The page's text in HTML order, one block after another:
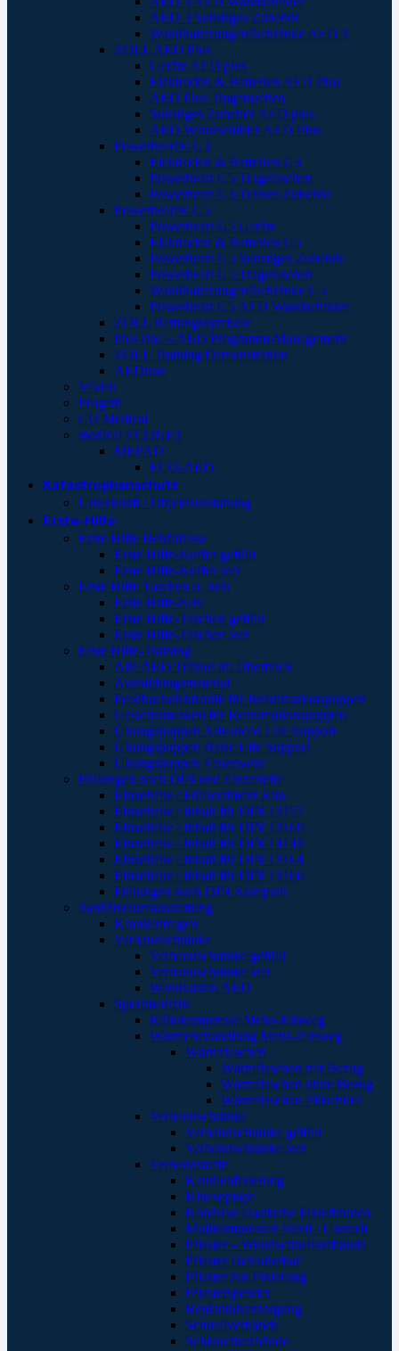
AED 3 Sonstiges Zubehör
Wandhalterungen/Schränke AED 3
ZOLL AED Plus
Geräte AED plus
Elektroden & Batterien AED Plus
AED Plus Tragetaschen
Sonstiges Zubehör AED plus
AED Wandschilder AED Plus
Powerheart® G3
Elektroden & Batterien G3
Powerheart G5 Tragetaschen
Powerheart G3 Trainer Zubehör
Powerheart® G5
Powerheart G5 Geräte
Elektroden & Batterien G5
Powerheart G5 Sonstiges Zubehör
Powerheart G5 Tragetaschen
Wandhalterungen/Schränke G5
Powerheart G5 AED Wandschilder
ZOLL Rettungssymbole
PlusTrac – AED Programm-Management
ZOLL Training/Demonstration
AEDtrax
ViVest
Progetti
CU Medical
medical ECONET
MEPAD
ECO-AED
Katastrophenschutz
Unterkunft / Objektausstattung
Erste-Hilfe
Erste Hilfe Behältnisse
Erste Hilfe-Koffer gefüllt
Erste Hilfe-Koffer leer
Erste Hilfe Taschen u. Sets
Erste Hilfe-Sets
Erste Hilfe-Taschen gefüllt
Erste Hilfe-Taschen leer
Erste Hilfe-Training
Alle AED Trainer im Überblick
Ausbildungsmaterial
Feedbackelektronik für Reanimationspuppen
Gesichtsmasken für Reanimationspuppen
Übungspuppen Advanced Life Support
Übungspuppen Basic Life Support
Übungspuppen Feuerwehr
Füllungen nach DIN und Einzelteile
Einzelteile / Füllsortiment Kita
Einzelteile / Inhalt für DIN 13157
Einzelteile / Inhalt für DIN 13169
Einzelteile / Inhalt für DIN 14142
Einzelteile / Inhalt für DIN 13164
Einzelteile / Inhalt für DIN 13160
Füllungen nach DIN Komplett
Sanitätsraumausstattung
Krankentragen
Verbandschränke
Verbandschränke gefüllt
Verbandschränke leer
Wandkästen AED
Sportmedizin
Kältekompresse Mehr-/Einweg
Wärmebehandlung Mehr-/Einweg
Wärmflaschen
Wärmflaschen mit Bezug
Wärmflaschen ohne Bezug
Wärmflaschen Plüschtier
Verbandschränke
Verbandschränke gefüllt
Verbandschränke leer
Verbandstoffe
Kanülenfixierung
Kinesoptape
Kohäsive elastische Fixierbinden
Mullkompressen Steril / Unsteril
Pflaster – Wundschnellverbände
Pflaster Detektierbar
Pflaster zur Fixierung
Pflasterspender
Replantatversorgung
Schnellverbände
Schlauchverbände